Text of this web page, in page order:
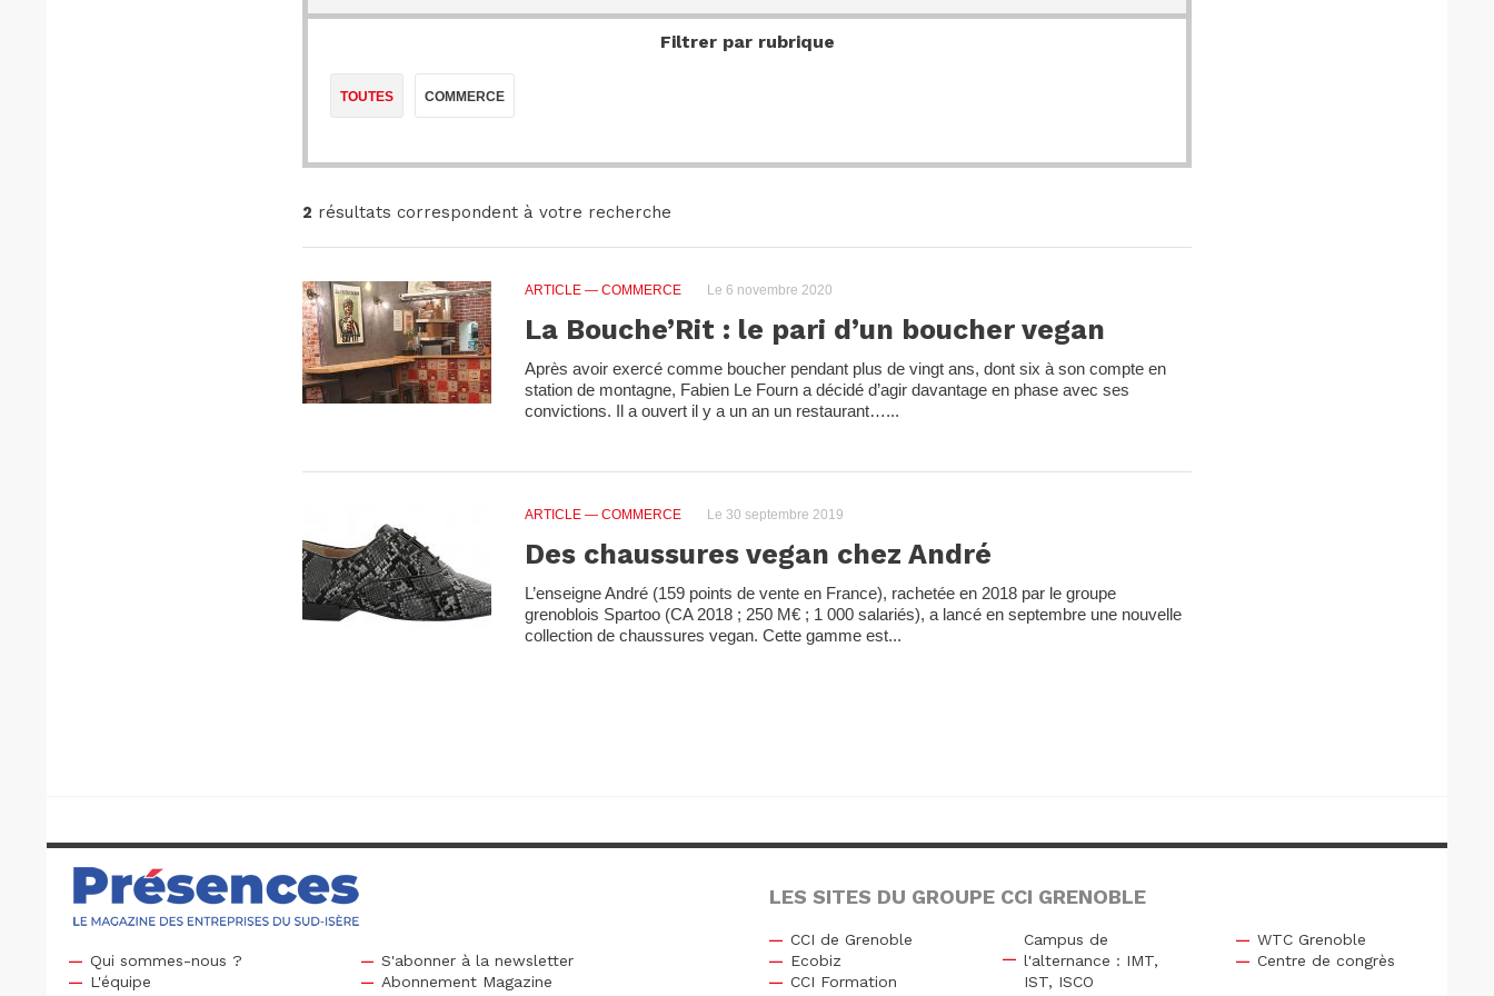
Filtrer par rubrique
TOUTES COMMERCE
2 résultats correspondent à votre recherche
ARTICLE — COMMERCE Le 6 novembre 2020
La Bouche’Rit : le pari d’un boucher vegan
Après avoir exercé comme boucher pendant plus de vingt ans, dont six à son compte en
station de montagne, Fabien Le Fourn a décidé d’agir davantage en phase avec ses
convictions. Il a ouvert il y a un an un restaurant…...
ARTICLE — COMMERCE Le 30 septembre 2019
Des chaussures vegan chez André
L’enseigne André (159 points de vente en France), rachetée en 2018 par le groupe
grenoblois Spartoo (CA 2018 ; 250 M€ ; 1 000 salariés), a lancé en septembre une nouvelle
collection de chaussures vegan. Cette gamme est...
Qui sommes-nous ?
L'équipe
S'abonner à la newsletter
Abonnement Magazine
LES SITES DU GROUPE CCI GRENOBLE
CCI de Grenoble
Ecobiz
CCI Formation
Campus de
l'alternance : IMT,
IST, ISCO
WTC Grenoble
Centre de congrès